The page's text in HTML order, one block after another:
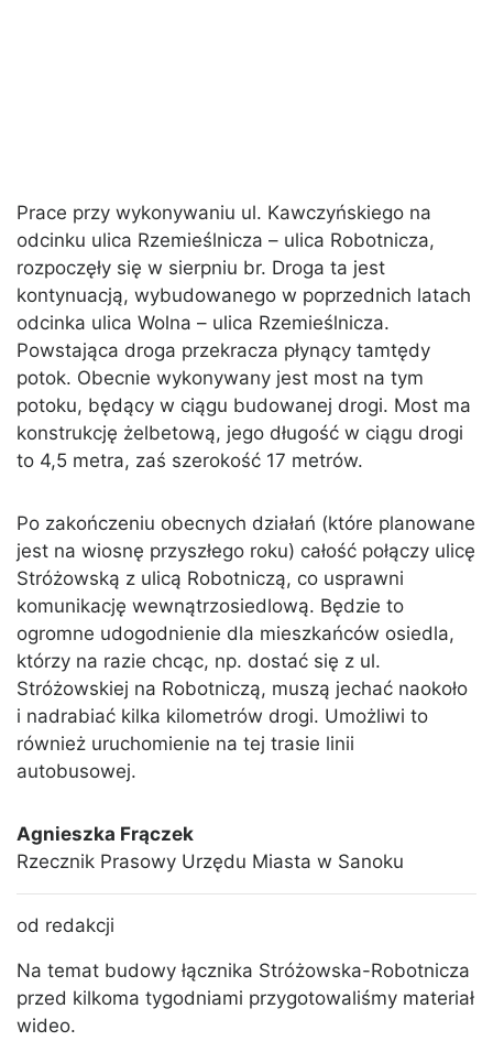
Prace przy wykonywaniu ul. Kawczyńskiego na
odcinku ulica Rzemieślnicza – ulica Robotnicza,
rozpoczęły się w sierpniu br. Droga ta jest
kontynuacją, wybudowanego w poprzednich latach
odcinka ulica Wolna – ulica Rzemieślnicza.
Powstająca droga przekracza płynący tamtędy
potok. Obecnie wykonywany jest most na tym
potoku, będący w ciągu budowanej drogi. Most ma
konstrukcję żelbetową, jego długość w ciągu drogi
to 4,5 metra, zaś szerokość 17 metrów.
Po zakończeniu obecnych działań (które planowane
jest na wiosnę przyszłego roku) całość połączy ulicę
Stróżowską z ulicą Robotniczą, co usprawni
komunikację wewnątrzosiedlową. Będzie to
ogromne udogodnienie dla mieszkańców osiedla,
którzy na razie chcąc, np. dostać się z ul.
Stróżowskiej na Robotniczą, muszą jechać naokoło
i nadrabiać kilka kilometrów drogi. Umożliwi to
również uruchomienie na tej trasie linii
autobusowej.
Agnieszka Frączek
Rzecznik Prasowy Urzędu Miasta w Sanoku
od redakcji
Na temat budowy łącznika Stróżowska-Robotnicza
przed kilkoma tygodniami przygotowaliśmy materiał
wideo.